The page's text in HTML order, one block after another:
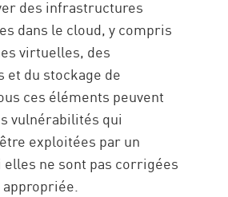
des infrastructures
dans le cloud, y compris
virtuelles, des
et du stockage de
ces éléments peuvent
vulnérabilités qui
exploitées par un
elles ne sont pas corrigées